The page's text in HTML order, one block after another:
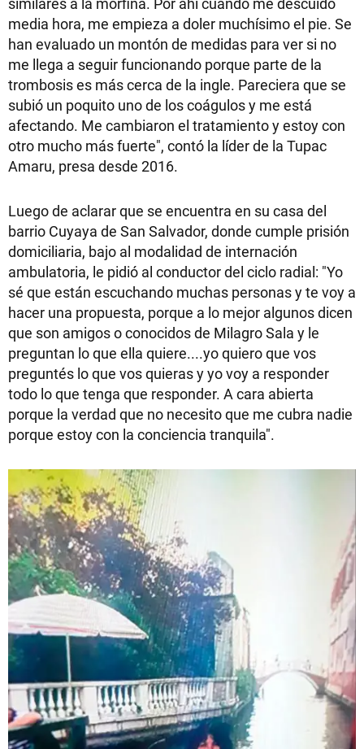
media hora, me empieza a doler muchísimo el pie. Se
han evaluado un montón de medidas para ver si no
me llega a seguir funcionando porque parte de la
trombosis es más cerca de la ingle. Pareciera que se
subió un poquito uno de los coágulos y me está
afectando. Me cambiaron el tratamiento y estoy con
otro mucho más fuerte", contó la líder de la Tupac
Amaru, presa desde 2016.
Luego de aclarar que se encuentra en su casa del
barrio Cuyaya de San Salvador, donde cumple prisión
domiciliaria, bajo al modalidad de internación
ambulatoria, le pidió al conductor del ciclo radial: "Yo
sé que están escuchando muchas personas y te voy a
hacer una propuesta, porque a lo mejor algunos dicen
que son amigos o conocidos de Milagro Sala y le
preguntan lo que ella quiere....yo quiero que vos
preguntés lo que vos quieras y yo voy a responder
todo lo que tenga que responder. A cara abierta
porque la verdad que no necesito que me cubra nadie
porque estoy con la conciencia tranquila".